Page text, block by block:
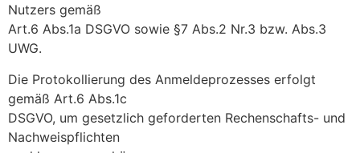
Nutzers gemäß
Art.6 Abs.1a DSGVO sowie §7 Abs.2 Nr.3 bzw. Abs.3
UWG.
Die Protokollierung des Anmeldeprozesses erfolgt
gemäß Art.6 Abs.1c
DSGVO, um gesetzlich geforderten Rechenschafts- und
Nachweispflichten